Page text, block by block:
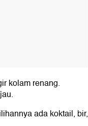
kolam renang.
ada koktail, bir,